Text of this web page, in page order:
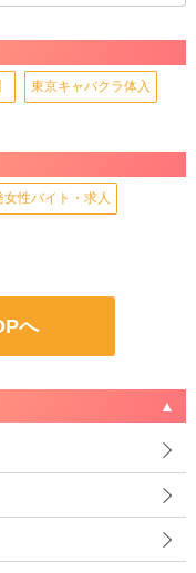
東京キャバクラ体入
性バイト・求人
へ